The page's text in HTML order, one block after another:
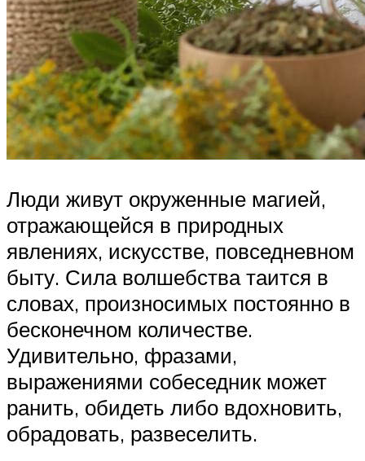
Люди живут окруженные магией,
отражающейся в природных
явлениях, искусстве, повседневном
быту. Сила волшебства таится в
словах, произносимых постоянно в
бесконечном количестве.
Удивительно, фразами,
выражениями собеседник может
ранить, обидеть либо вдохновить,
обрадовать, развеселить.